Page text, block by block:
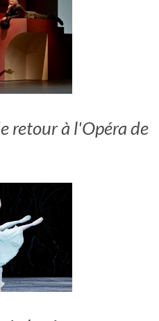
retour à l'Opéra de